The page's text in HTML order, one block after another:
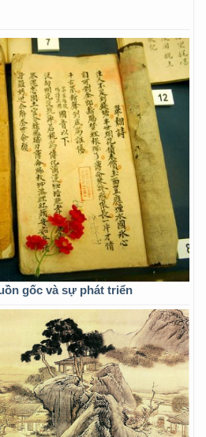
gốc và sự phát triển